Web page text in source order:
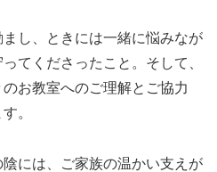
し、ときには一緒に悩みなが
てくださったこと。そして、
お教室へのご理解とご協力
。
には、ご家族の温かい支えが